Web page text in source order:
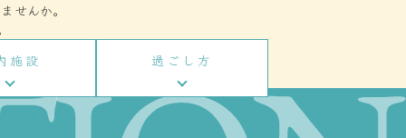
せんか。
施設 過ごし方